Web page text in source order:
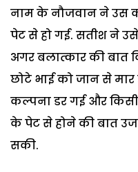
नाम के नौजवान ने उस
पेट से हो गई. सतीश ने
अगर बलात्कार की बात
छोटे भाई को जान से
कल्पना डर गई और
के पेट से होने की बात
सकी.